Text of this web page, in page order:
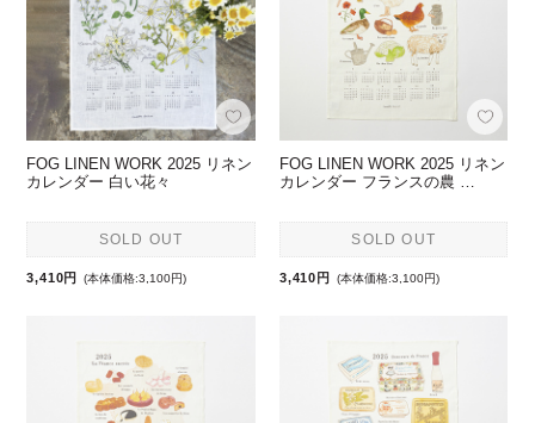
FOG LINEN WORK 2025 リネン
カレンダー 白い花々
SOLD OUT
3,410円 (本体価格:3,100円)
FOG LINEN WORK 2025 リネン
カレンダー フランスの農 …
SOLD OUT
3,410円 (本体価格:3,100円)